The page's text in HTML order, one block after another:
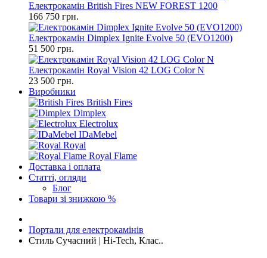
Електрокамін British Fires NEW FOREST 1200
166 750 грн.
Електрокамін Dimplex Ignite Evolve 50 (EVO1200)
51 500 грн.
Електрокамін Royal Vision 42 LOG Color N
23 500 грн.
Виробники
British Fires
Dimplex
Electrolux
IDaMebel
Royal
Royal Flame
Доставка і оплата
Статті, огляди
Блог
Товари зі знижкою %
Портали для електрокамінів
Стиль Сучасний | Hi-Tech, Клас..